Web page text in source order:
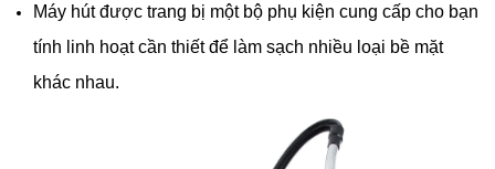
Máy hút được trang bị một bộ phụ kiện cung cấp cho bạn
tính linh hoạt cần thiết để làm sạch nhiều loại bề mặt
khác nhau.